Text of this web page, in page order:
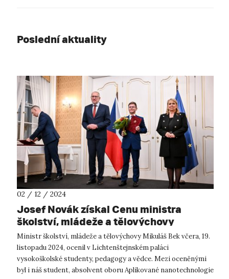
Poslední aktuality
02 / 12 / 2024
Josef Novák získal Cenu ministra
školství, mládeže a tělovýchovy
Ministr školství, mládeže a tělovýchovy Mikuláš Bek včera, 19.
listopadu 2024, ocenil v Lichtenštejnském paláci
vysokoškolské studenty, pedagogy a vědce. Mezi oceněnými
byl i náš student, absolvent oboru Aplikované nanotechnologie